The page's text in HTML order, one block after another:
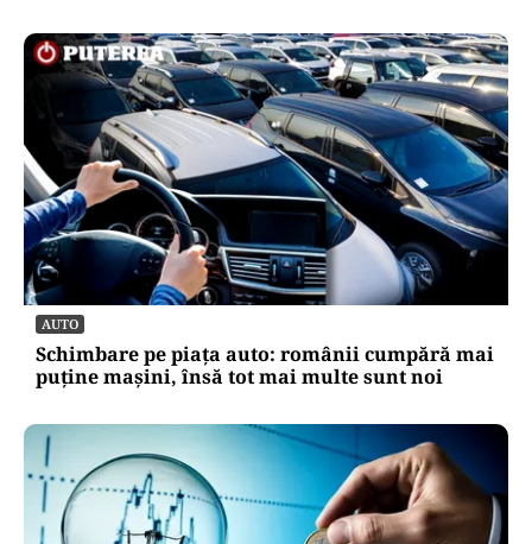
AUTO
Schimbare pe piața auto: românii cumpără mai
puține mașini, însă tot mai multe sunt noi